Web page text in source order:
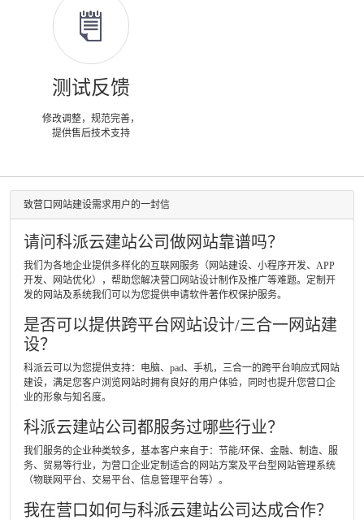
测试反馈
修改调整，规范完善，
提供售后技术支持
致营口网站建设需求用户的一封信
请问科派云建站公司做网站靠谱吗？
我们为各地企业提供多样化的互联网服务（网站建设、小程序开发、APP
开发、网站优化），帮助您解决营口网站设计制作及推广等难题。定制开
发的网站及系统我们可以为您提供申请软件著作权保护服务。
是否可以提供跨平台网站设计/三合一网站建
设？
科派云可以为您提供支持：电脑、pad、手机，三合一的跨平台响应式网站
建设，满足您客户浏览网站时拥有良好的用户体验，同时也提升您营口企
业的形象与知名度。
科派云建站公司都服务过哪些行业？
我们服务的企业种类较多，基本客户来自于：节能/环保、金融、制造、服
务、贸易等行业，为营口企业定制适合的网站方案及平台型网站管理系统
（物联网平台、交易平台、信息管理平台等）。
我在营口如何与科派云建站公司达成合作？